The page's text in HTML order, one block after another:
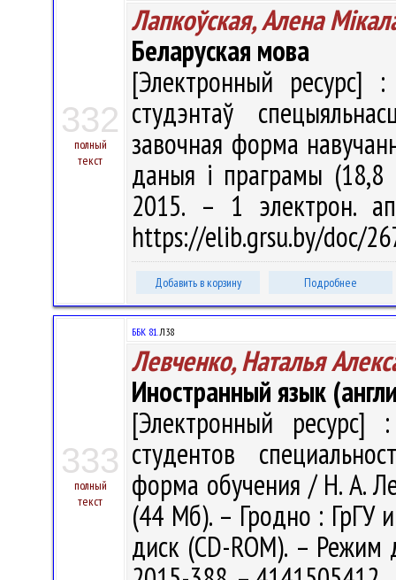
332
полный
текст
Лапкоўская, Алена
Беларуская мова
[Электронный ресурс] :
студэнтаў
завочная форма
даныя і праграмы
2015. – 1 электрон.
https://elib.grsu.by/doc/
Добавить в корзину Подробнее
333
полный
текст
ББК 81.Л38
Левченко, Наталья
Иностранный язык
[Электронный ресурс]
студентов
форма обучения / Н. А.
(44 Мб). – Гродно : ГрГУ
диск (CD-ROM). –